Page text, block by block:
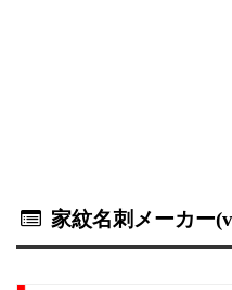
家紋名刺メーカー